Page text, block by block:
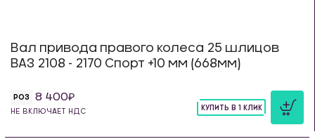
Вал привода правого колеса 25 шлицов
ВАЗ 2108 - 2170 Спорт +10 мм (668мм)
РОЗ 8 400
НЕ ВКЛЮЧАЕТ НДС
КУПИТЬ В 1 КЛИК